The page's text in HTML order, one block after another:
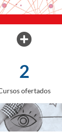
2
ofertados